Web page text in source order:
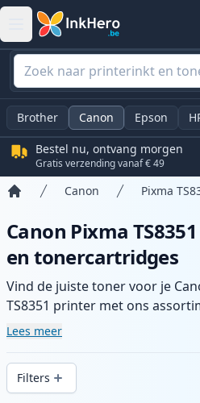
Brother Canon Epson
Bestel nu, ontvang morgen
Gratis verzending vanaf € 49
Canon Pixma
Canon Pixma
en tonercartridges
Vind de juiste toner voor je
TS8351 printer met ons
compatibele en high-yield
snelle levering vanuit lokale
Lees meer
Filters